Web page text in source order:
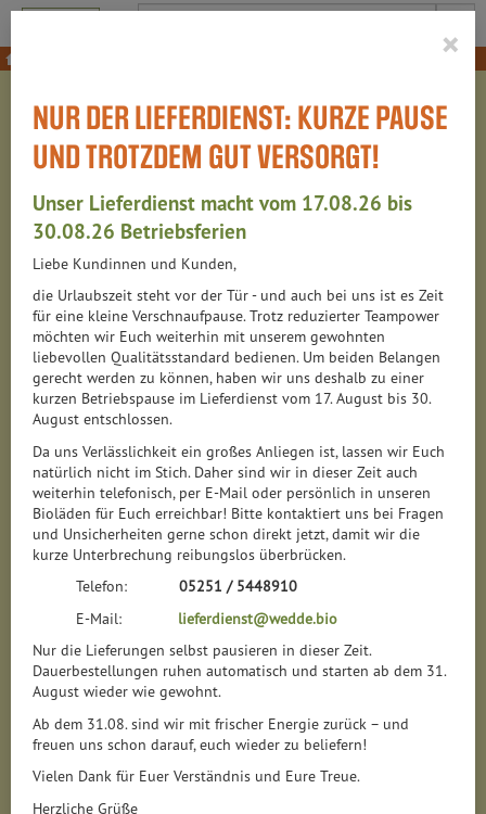
Produkt
×
NUR DER LIEFERDIENST: KURZE PAUSE
UND TROTZDEM GUT VERSORGT!
Unser Lieferdienst macht vom 17.08.26 bis
30.08.26 Betriebsferien
Liebe Kundinnen und Kunden,
die Urlaubszeit steht vor der Tür - und auch bei uns ist es Zeit
für eine kleine Verschnaufpause. Trotz reduzierter Teampower
möchten wir Euch weiterhin mit unserem gewohnten
liebevollen Qualitätsstandard bedienen. Um beiden Belangen
gerecht werden zu können, haben wir uns deshalb zu einer
kurzen Betriebspause im Lieferdienst vom 17. August bis 30.
August entschlossen.
Da uns Verlässlichkeit ein großes Anliegen ist, lassen wir Euch
natürlich nicht im Stich. Daher sind wir in dieser Zeit auch
weiterhin telefonisch, per E-Mail oder persönlich in unseren
Bioläden für Euch erreichbar! Bitte kontaktiert uns bei Fragen
und Unsicherheiten gerne schon direkt jetzt, damit wir die
kurze Unterbrechung reibungslos überbrücken.
Telefon: 05251 / 5448910
E-Mail: lieferdienst@wedde.bio
Nur die Lieferungen selbst pausieren in dieser Zeit.
Dauerbestellungen ruhen automatisch und starten ab dem 31.
August wieder wie gewohnt.
Ab dem 31.08. sind wir mit frischer Energie zurück – und
freuen uns schon darauf, euch wieder zu beliefern!
Vielen Dank für Euer Verständnis und Eure Treue.
Herzliche Grüße
GEMÜSE 144 VON 6313
12
Saisonales Gemüse
19
Salat, Gurken & Co.
24
Tomaten, Paprika & Co
Artischocken, Auberginen & Co.
6
Spinat, Mangold & Co.
7
Kürbis, Mais & Co.
Kohlrabi, Kohl & Co.
Kräuter, Pilze & Co.
13
Sprossen, Keime & Co.
Kartoffeln, Karotten & Co.
Zwiebeln, Knoblauch & Co.